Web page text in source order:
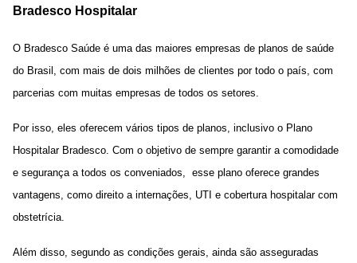
Bradesco Hospitalar
O Bradesco Saúde é uma das maiores empresas de planos de saúde
do Brasil, com mais de dois milhões de clientes por todo o país, com
parcerias com muitas empresas de todos os setores.
Por isso, eles oferecem vários tipos de planos, inclusivo o Plano
Hospitalar Bradesco. Com o objetivo de sempre garantir a comodidade
e segurança a todos os conveniados, esse plano oferece grandes
vantagens, como direito a internações, UTI e cobertura hospitalar com
obstetrícia.
Além disso, segundo as condições gerais, ainda são asseguradas